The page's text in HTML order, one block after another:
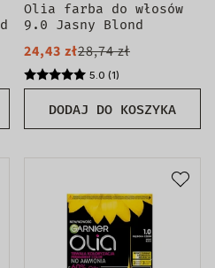
DODAJ DO KOSZYKA
Olia farba do włosów
9.0 Jasny Blond
24,43 zł28,74 zł
5.0 (1)